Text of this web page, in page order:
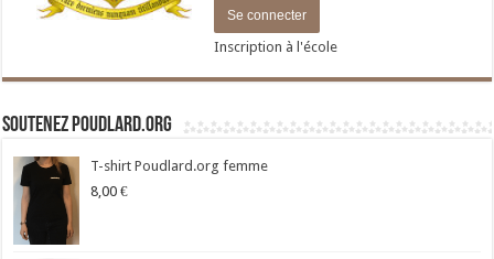
Inscription à l'école
Soutenez Poudlard.org
T-shirt Poudlard.org femme
8,00 €